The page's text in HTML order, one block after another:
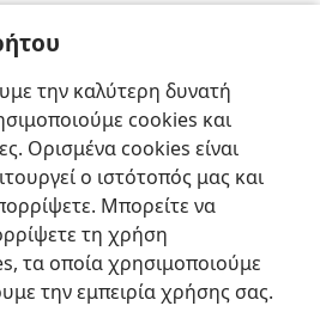
την καλύτερη δυνατή
cookies και
Ορισμένα cookies είναι
ο ιστότοπός μας και
Μπορείτε να
τη χρήση
τα οποία χρησιμοποιούμε
την εμπειρία χρήσης σας.
Ιησούς θεράπευσε δύο
ο Λουκάς ανάφεραν μονάχα
Κοινή Χρήση Προτιμήσεις
Bible and Tract Society of Pennsylvania